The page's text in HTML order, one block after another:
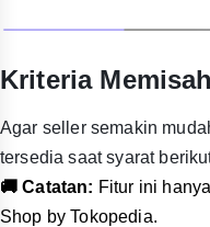
Kriteria
Agar seller semakin
tersedia saat syarat
🚚 Catatan: Fitur ini
Shop by Tokopedia.